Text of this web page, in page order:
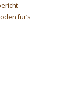
für’s